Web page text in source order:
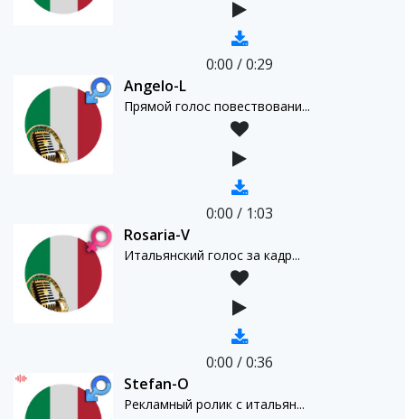
0:00 /0:29
Angelo-L
Прямой голос повествовани...
0:00 / 1:03
Rosaria-V
Итальянский голос за кадр...
0:00 /0:36
Stefan-O
Рекламный ролик с итальян...